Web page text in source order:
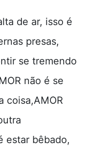
de ar, isso é
presas,
se tremendo
não é se
coisa,AMOR
estar bêbado,